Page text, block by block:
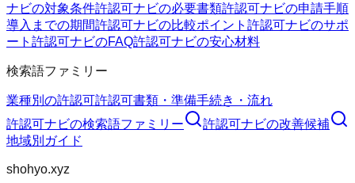
ナビの対象条件許認可ナビの必要書類許認可ナビの申請手順
導入までの期間許認可ナビの比較ポイント 許認可ナビのサポ
ート 許認可ナビのFAQ許認可ナビの安心材料
検索語ファミリー
業種別の許認可許認可書類・準備手続き・流れ
許認可ナビの検索語ファミリー 許認可ナビの改善候補
地域別ガイド
shohyo.xyz